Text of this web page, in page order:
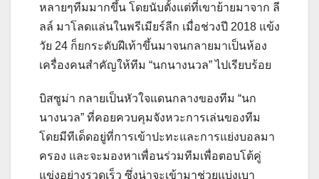
หลายๆทีมมากขึ้น โดยนับตั้งแต่ที่เขาย้ายมาจาก ลี
ลล์ มาโลดแล่นในพรีเมียร์ลีก เมื่อช่วงปี 2018 แข้ง
วัย 24 ก็ยกระดับฝีเท้าขึ้นมาจนกลายมาเป็นห้อง
เครื่องคนสำคัญให้ทีม “นกนางนวล” ไปเรียบร้อย
บิสซูม่า กลายเป็นหัวใจแดนกลางของทีม “นก
นางนวล” ที่คอยควบคุมจังหวะการเล่นของทีม
โดยมีทีเด็ดอยู่ที่การเข้าปะทะและการแย่งบอลมา
ครอง และจะมองหาเพื่อนร่วมทีมเพื่อตอบโต้คู่
แข่งอย่างรวดเร็ว ซึ่งน่าจะเข้ามาช่วยแบ่งเบา